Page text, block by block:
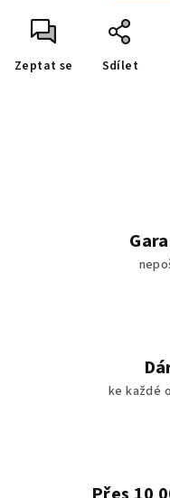
Zeptat se Sdílet
ke každé